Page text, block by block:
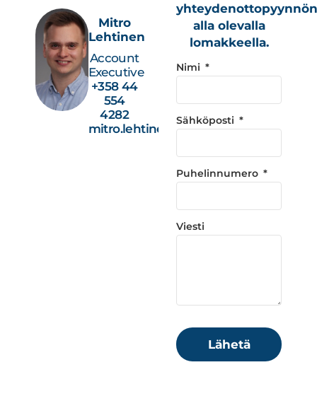
Mitro
Lehtinen
Account
Executive
+358 44
554
4282
mitro.lehtinen@studiotec.fi
yhteydenottopyynnön
alla olevalla
lomakkeella.
Nimi
Sähköposti
Puhelinnumero
Viesti
Lähetä